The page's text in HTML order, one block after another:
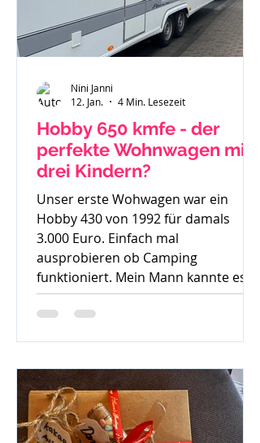
Hobby 650 kmfe - der
perfekte Wohnwagen mit
drei Kindern?
Unser erste Wohwagen war ein
Hobby 430 von 1992 für damals
3.000 Euro. Einfach mal
ausprobieren ob Camping
funktioniert. Mein Mann kannte es
gar nicht, ich bin mit Wohnwagen
und Wohnmobilen groß geworden -
großer Sohn geboren wurde sind wir
auch noch mit diesem 30 Jahre alten
Hobby los und haben schnell
gemerkt - der ist zu klein. Also haben
Nini Janni
12. Jan.
4 Min. Lesezeit